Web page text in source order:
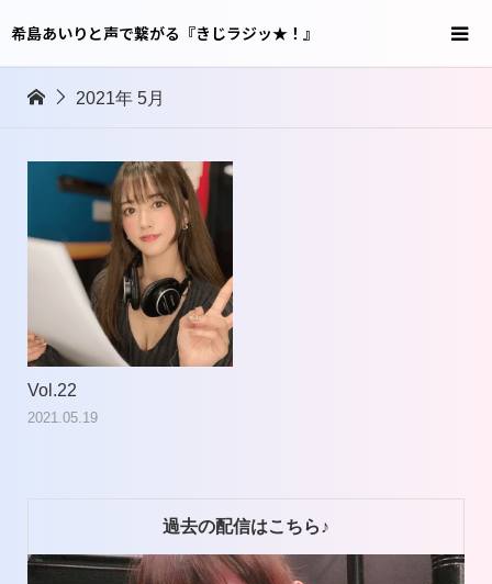
希島あいりと声で繋がる『きじラジッ★！』
2021年 5月
Vol.22
2021.05.19
過去の配信はこちら♪